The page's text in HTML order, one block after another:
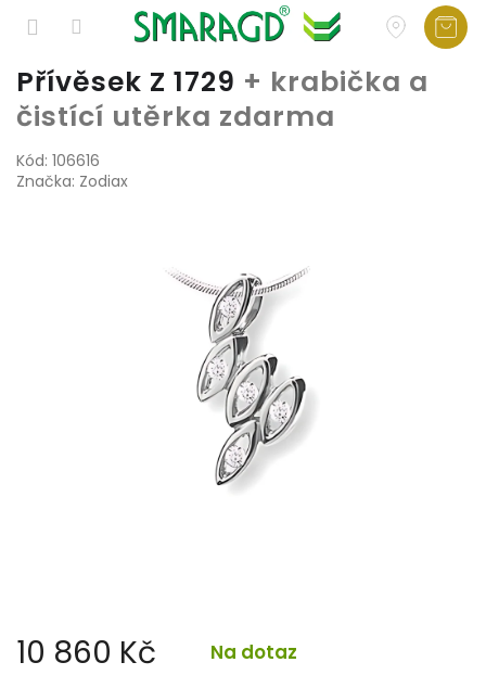
Přejít
obsah
Přívěsek Z 1729 + krabička a
čistící utěrka zdarma
Kód: 106616
Značka: Zodiax
10 860 Kč Na dotaz